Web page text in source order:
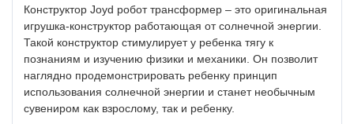
Конструктор Joyd робот трансформер – это оригинальная
игрушка-конструктор работающая от солнечной энергии.
Такой конструктор стимулирует у ребенка тягу к
познаниям и изучению физики и механики. Он позволит
наглядно продемонстрировать ребенку принцип
использования солнечной энергии и станет необычным
сувениром как взрослому, так и ребенку.